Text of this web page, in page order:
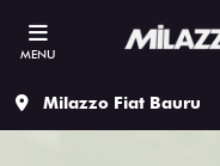
MENU
Milazzo Fiat Bauru